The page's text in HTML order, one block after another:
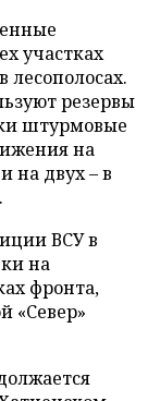
участках
лесополосах.
резервы
штурмовые
на
на двух – в
ВСУ в
на
фронта,
«Север»